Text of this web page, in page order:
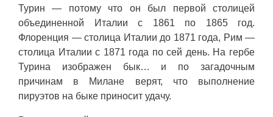
Турин — потому что он был первой столицей
объединенной Италии с 1861 по 1865 год.
Флоренция — столица Италии до 1871 года, Рим —
столица Италии с 1871 года по сей день. На гербе
Турина изображен бык… и по загадочным
причинам в Милане верят, что выполнение
пируэтов на быке приносит удачу.